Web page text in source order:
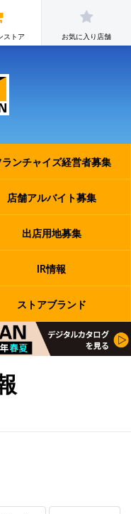
ストア お気に入り店舗
ランチャイズ経営者募集
店舗アルバイト募集
出店用地募集
IR情報
ストアブランド